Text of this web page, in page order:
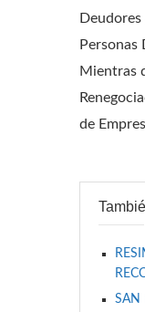
Personas
Mientras
de
SAN